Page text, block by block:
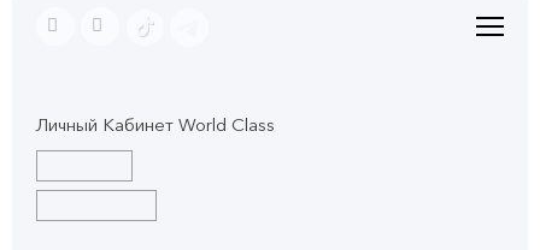
Личный Кабинет World Class